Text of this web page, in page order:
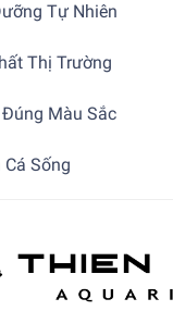
Tự Nhiên
Thị Trường
Màu Sắc
Cá Sống